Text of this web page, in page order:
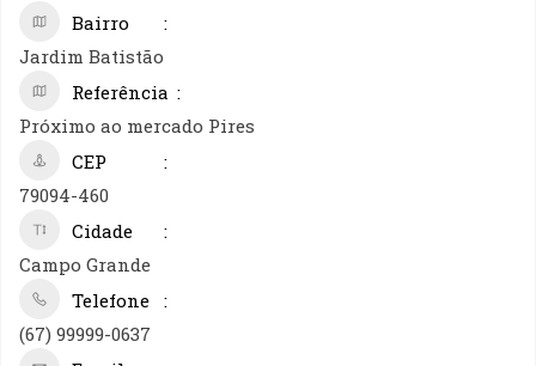
Bairro
Jardim Batistão
Referência
Próximo ao mercado Pires
CEP
79094-460
Cidade
Campo Grande
Telefone
(67) 99999-0637